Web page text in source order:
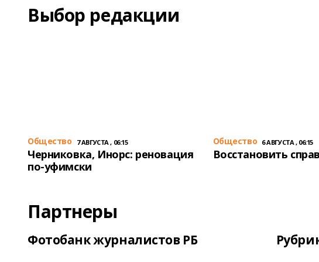
Выбор редакции
Общество 7 АВГУСТА , 06:15
Черниковка, Инорс: реновация
по-уфимски
Общество 6 АВГУСТА , 06:15
Восстановить
Партнеры
Фотобанк журналистов РБ